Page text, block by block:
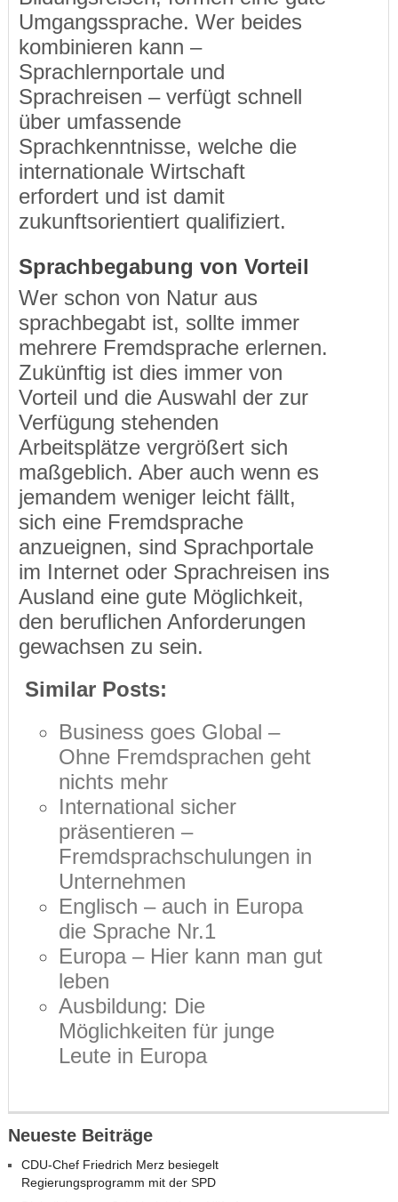
Umgangssprache. Wer beides
kombinieren kann –
Sprachlernportale und
Sprachreisen – verfügt schnell
über umfassende
Sprachkenntnisse, welche die
internationale Wirtschaft
erfordert und ist damit
zukunftsorientiert qualifiziert.
Sprachbegabung von Vorteil
Wer schon von Natur aus
sprachbegabt ist, sollte immer
mehrere Fremdsprache erlernen.
Zukünftig ist dies immer von
Vorteil und die Auswahl der zur
Verfügung stehenden
Arbeitsplätze vergrößert sich
maßgeblich. Aber auch wenn es
jemandem weniger leicht fällt,
sich eine Fremdsprache
anzueignen, sind Sprachportale
im Internet oder Sprachreisen ins
Ausland eine gute Möglichkeit,
den beruflichen Anforderungen
gewachsen zu sein.
Similar Posts:
Business goes Global –
Ohne Fremdsprachen geht
nichts mehr
International sicher
präsentieren –
Fremdsprachschulungen in
Unternehmen
Englisch – auch in Europa
die Sprache Nr.1
Europa – Hier kann man gut
leben
Ausbildung: Die
Möglichkeiten für junge
Leute in Europa
Neueste Beiträge
CDU-Chef Friedrich Merz besiegelt
Regierungsprogramm mit der SPD